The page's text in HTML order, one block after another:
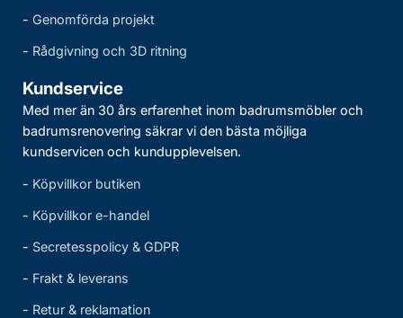
- Genomförda projekt
- Rådgivning och 3D ritning
Kundservice
Med mer än 30 års erfarenhet inom badrumsmöbler och
badrumsrenovering säkrar vi den bästa möjliga
kundservicen och kundupplevelsen.
- Köpvillkor butiken
- Köpvillkor e-handel
- Secretesspolicy & GDPR
- Frakt & leverans
- Retur & reklamation